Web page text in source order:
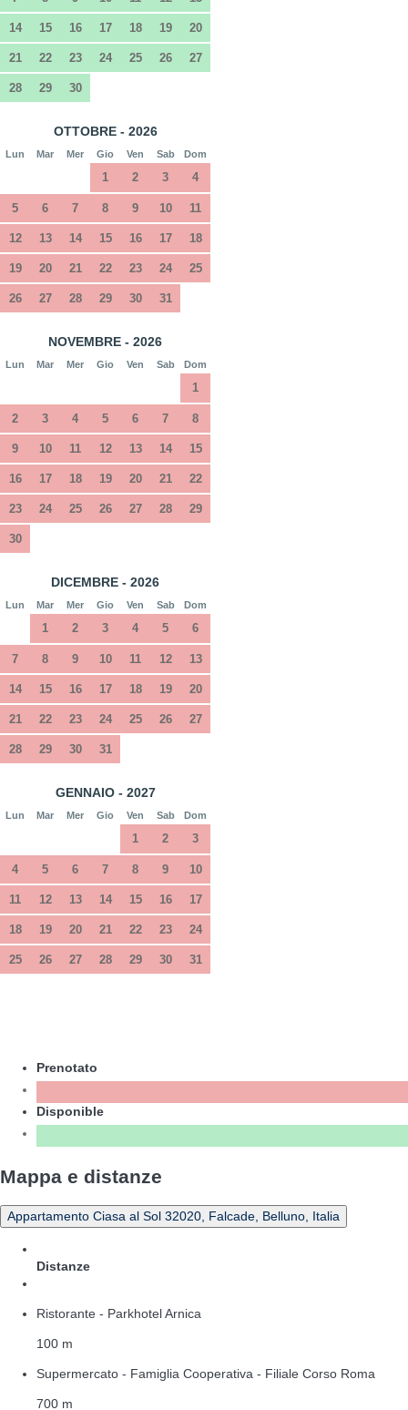
14 15 16 17 18 19 20
21 22 23 24 25 26 27
28 29 30
OTTOBRE - 2026
Lun Mar Mer Gio Ven Sab Dom
1 2 3 4
5 6 7 8 9 10 11
12 13 14 15 16 17 18
19 20 21 22 23 24 25
26 27 28 29 30 31
NOVEMBRE - 2026
Lun Mar Mer Gio Ven Sab Dom
1
2 3 4 5 6 7 8
9 10 11 12 13 14 15
16 17 18 19 20 21 22
23 24 25 26 27 28 29
30
DICEMBRE - 2026
Lun Mar Mer Gio Ven Sab Dom
1 2 3 4 5 6
7 8 9 10 11 12 13
14 15 16 17 18 19 20
21 22 23 24 25 26 27
28 29 30 31
GENNAIO - 2027
Lun Mar Mer Gio Ven Sab Dom
1 2 3
4 5 6 7 8 9 10
11 12 13 14 15 16 17
18 19 20 21 22 23 24
25 26 27 28 29 30 31
Prenotato
Disponible
Mappa e distanze
Appartamento Ciasa al Sol 32020, Falcade, Belluno, Italia
Distanze
Ristorante - Parkhotel Arnica
100 m
Supermercato - Famiglia Cooperativa - Filiale Corso Roma
700 m